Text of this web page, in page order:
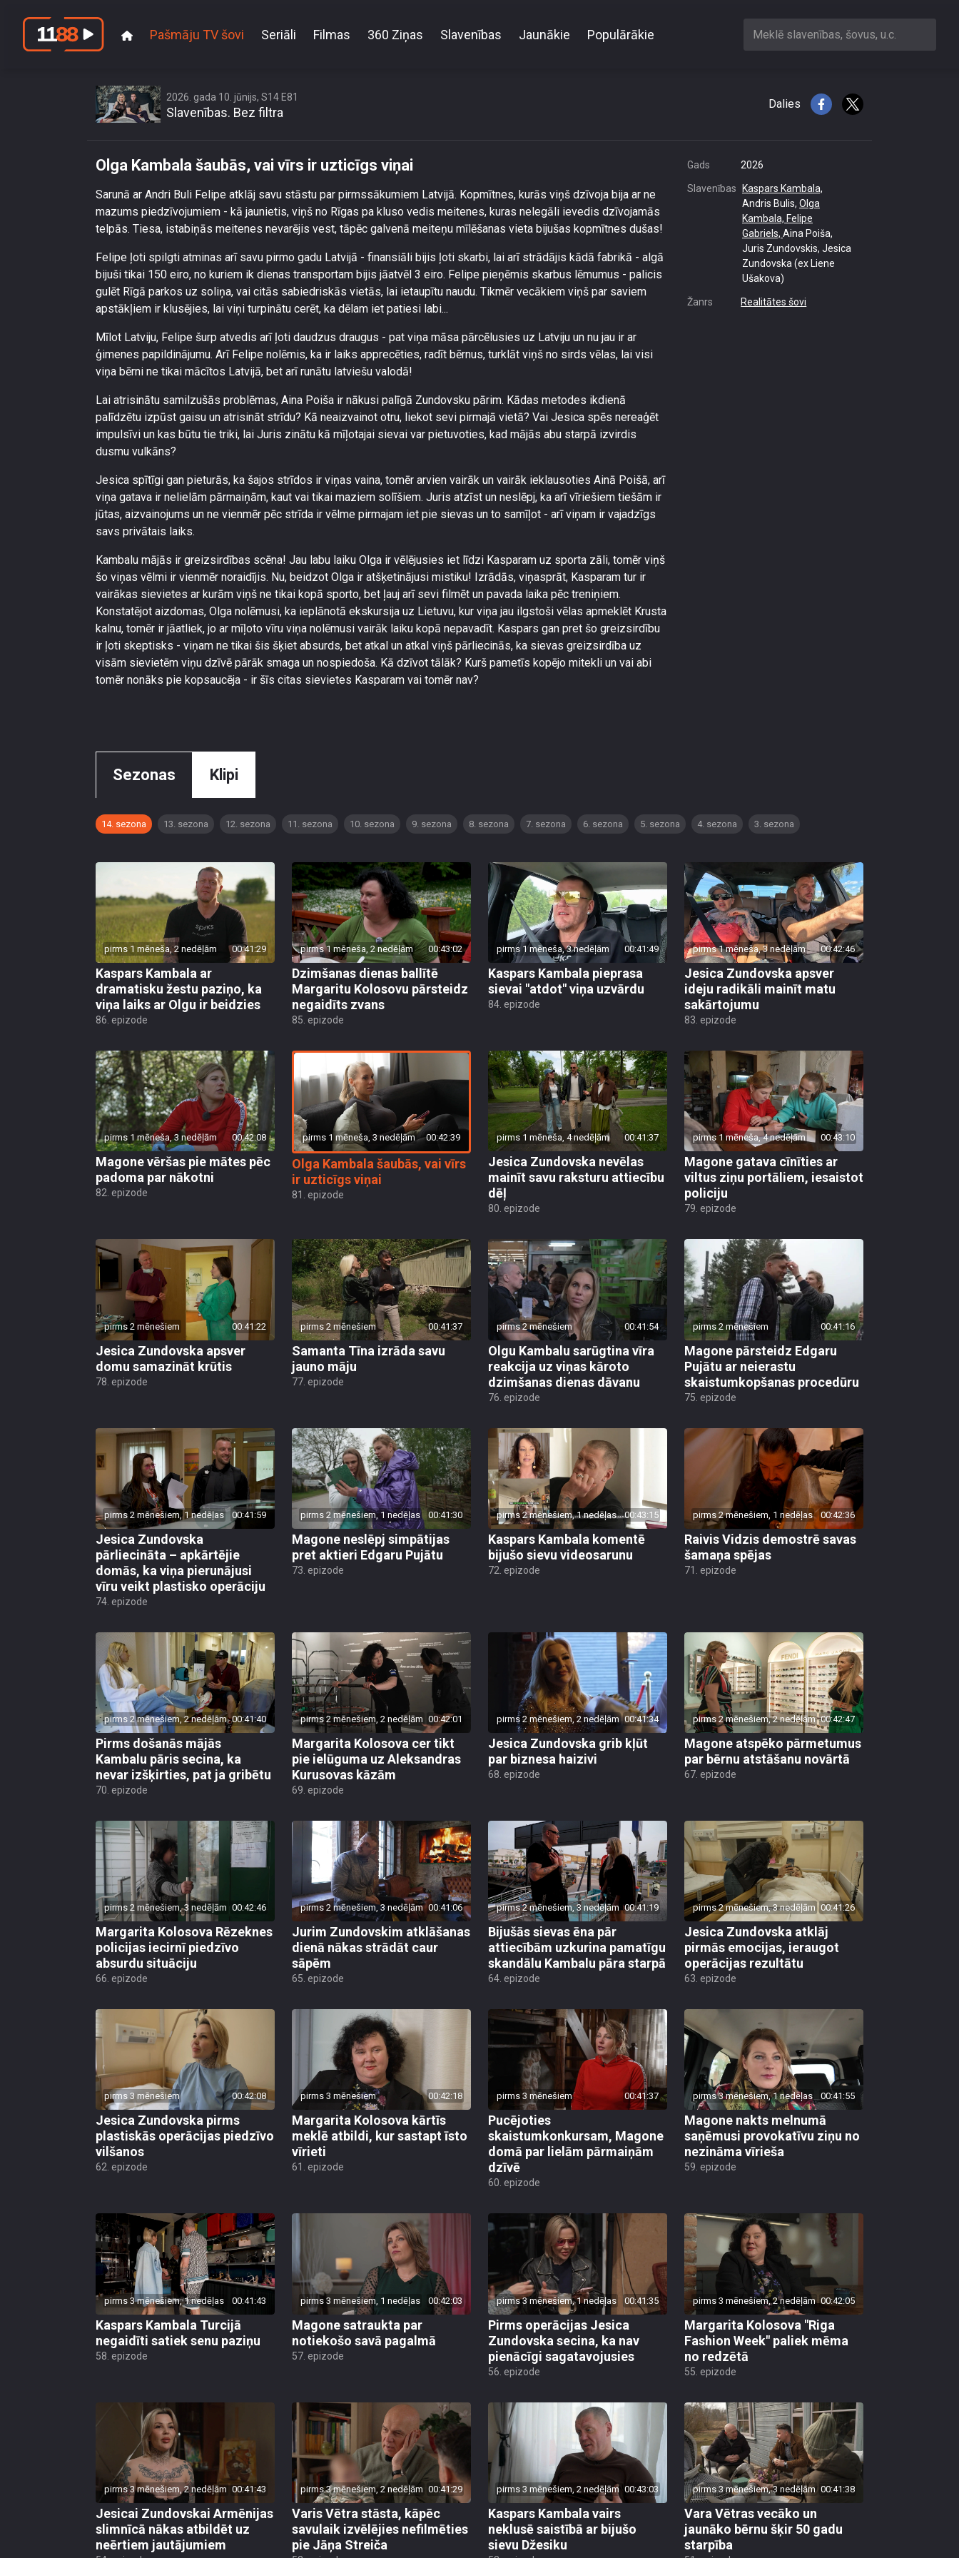
Pašmāju TV šovi Seriāli Filmas 360 Ziņas Slavenības Jaunākie Populārākie Meklē slavenības, šovus, u.c.
2026. gada 10. jūnijs, S14 E81
Slavenības. Bez filtra
Dalies
Olga Kambala šaubās, vai vīrs ir uzticīgs viņai
Sarunā ar Andri Buli Felipe atklāj savu stāstu par pirmssākumiem Latvijā. Kopmītnes, kurās viņš dzīvoja bija ar ne
mazums piedzīvojumiem - kā jaunietis, viņš no Rīgas pa kluso vedis meitenes, kuras nelegāli ievedis dzīvojamās
telpās. Tiesa, istabiņās meitenes nevarējis vest, tāpēc galvenā meiteņu mīlēšanas vieta bijušas kopmītnes dušas!
Felipe ļoti spilgti atminas arī savu pirmo gadu Latvijā - finansiāli bijis ļoti skarbi, lai arī strādājis kādā fabrikā - algā
bijuši tikai 150 eiro, no kuriem ik dienas transportam bijis jāatvēl 3 eiro. Felipe pieņēmis skarbus lēmumus - palicis
gulēt Rīgā parkos uz soliņa, vai citās sabiedriskās vietās, lai ietaupītu naudu. Tikmēr vecākiem viņš par saviem
apstākļiem ir klusējies, lai viņi turpinātu cerēt, ka dēlam iet patiesi labi...
Mīlot Latviju, Felipe šurp atvedis arī ļoti daudzus draugus - pat viņa māsa pārcēlusies uz Latviju un nu jau ir ar
ģimenes papildinājumu. Arī Felipe nolēmis, ka ir laiks apprecēties, radīt bērnus, turklāt viņš no sirds vēlas, lai visi
viņa bērni ne tikai mācītos Latvijā, bet arī runātu latviešu valodā!
Lai atrisinātu samilzušās problēmas, Aina Poiša ir nākusi palīgā Zundovsku pārim. Kādas metodes ikdienā
palīdzētu izpūst gaisu un atrisināt strīdu? Kā neaizvainot otru, liekot sevi pirmajā vietā? Vai Jesica spēs nereaģēt
impulsīvi un kas būtu tie triki, lai Juris zinātu kā mīļotajai sievai var pietuvoties, kad mājās abu starpā izvirdis
dusmu vulkāns?
Jesica spītīgi gan pieturās, ka šajos strīdos ir viņas vaina, tomēr arvien vairāk un vairāk ieklausoties Ainā Poišā, arī
viņa gatava ir nelielām pārmaiņām, kaut vai tikai maziem solīšiem. Juris atzīst un neslēpj, ka arī vīriešiem tiešām ir
jūtas, aizvainojums un ne vienmēr pēc strīda ir vēlme pirmajam iet pie sievas un to samīļot - arī viņam ir vajadzīgs
savs privātais laiks.
Kambalu mājās ir greizsirdības scēna! Jau labu laiku Olga ir vēlējusies iet līdzi Kasparam uz sporta zāli, tomēr viņš
šo viņas vēlmi ir vienmēr noraidījis. Nu, beidzot Olga ir atšķetinājusi mistiku! Izrādās, viņasprāt, Kasparam tur ir
vairākas sievietes ar kurām viņš ne tikai kopā sporto, bet ļauj arī sevi filmēt un pavada laika pēc treniņiem.
Konstatējot aizdomas, Olga nolēmusi, ka ieplānotā ekskursija uz Lietuvu, kur viņa jau ilgstoši vēlas apmeklēt Krusta
kalnu, tomēr ir jāatliek, jo ar mīļoto vīru viņa nolēmusi vairāk laiku kopā nepavadīt. Kaspars gan pret šo greizsirdību
ir ļoti skeptisks - viņam ne tikai šis šķiet absurds, bet atkal un atkal viņš pārliecinās, ka sievas greizsirdība uz
visām sievietēm viņu dzīvē pārāk smaga un nospiedoša. Kā dzīvot tālāk? Kurš pametīs kopējo mitekli un vai abi
tomēr nonāks pie kopsaucēja - ir šīs citas sievietes Kasparam vai tomēr nav?
Gads 2026
Slavenības
Kaspars Kambala,
Andris Bulis, Olga
Kambala, Felipe
Gabriels, Aina Poiša,
Juris Zundovskis, Jesica
Zundovska (ex Liene
Ušakova)
Žanrs Realitātes šovi
Sezonas Klipi
14. sezona 13. sezona 12. sezona 11. sezona 10. sezona 9. sezona 8. sezona 7. sezona 6. sezona 5. sezona 4. sezona 3. sezona
pirms 1 mēneša, 2 nedēļām 00:41:29
Kaspars Kambala ar
dramatisku žestu paziņo, ka
viņa laiks ar Olgu ir beidzies
86. epizode
pirms 1 mēneša, 2 nedēļām 00:43:02
Dzimšanas dienas ballītē
Margaritu Kolosovu pārsteidz
negaidīts zvans
85. epizode
pirms 1 mēneša, 3 nedēļām 00:41:49
Kaspars Kambala pieprasa
sievai "atdot" viņa uzvārdu
84. epizode
pirms 1 mēneša, 3 nedēļām 00:42:46
Jesica Zundovska apsver
ideju radikāli mainīt matu
sakārtojumu
83. epizode
pirms 1 mēneša, 3 nedēļām 00:42:08
Magone vēršas pie mātes pēc
padoma par nākotni
82. epizode
pirms 1 mēneša, 3 nedēļām 00:42:39
Olga Kambala šaubās, vai vīrs
ir uzticīgs viņai
81. epizode
pirms 1 mēneša, 4 nedēļām 00:41:37
Jesica Zundovska nevēlas
mainīt savu raksturu attiecību
dēļ
80. epizode
pirms 1 mēneša, 4 nedēļām 00:43:10
Magone gatava cīnīties ar
viltus ziņu portāliem, iesaistot
policiju
79. epizode
pirms 2 mēnešiem 00:41:22
Jesica Zundovska apsver
domu samazināt krūtis
78. epizode
pirms 2 mēnešiem 00:41:37
Samanta Tīna izrāda savu
jauno māju
77. epizode
pirms 2 mēnešiem 00:41:54
Olgu Kambalu sarūgtina vīra
reakcija uz viņas kāroto
dzimšanas dienas dāvanu
76. epizode
pirms 2 mēnešiem 00:41:16
Magone pārsteidz Edgaru
Pujātu ar neierastu
skaistumkopšanas procedūru
75. epizode
pirms 2 mēnešiem, 1 nedēļas 00:41:59
Jesica Zundovska
pārliecināta – apkārtējie
domās, ka viņa pierunājusi
vīru veikt plastisko operāciju
74. epizode
pirms 2 mēnešiem, 1 nedēļas 00:41:30
Magone neslēpj simpātijas
pret aktieri Edgaru Pujātu
73. epizode
pirms 2 mēnešiem, 1 nedēļas 00:43:15
Kaspars Kambala komentē
bijušo sievu videosarunu
72. epizode
pirms 2 mēnešiem, 1 nedēļas 00:42:36
Raivis Vidzis demostrē savas
šamaņa spējas
71. epizode
pirms 2 mēnešiem, 2 nedēļām 00:41:40
Pirms došanās mājās
Kambalu pāris secina, ka
nevar izšķirties, pat ja gribētu
70. epizode
pirms 2 mēnešiem, 2 nedēļām 00:42:01
Margarita Kolosova cer tikt
pie ielūguma uz Aleksandras
Kurusovas kāzām
69. epizode
pirms 2 mēnešiem, 2 nedēļām 00:41:34
Jesica Zundovska grib kļūt
par biznesa haizivi
68. epizode
pirms 2 mēnešiem, 2 nedēļām 00:42:47
Magone atspēko pārmetumus
par bērnu atstāšanu novārtā
67. epizode
pirms 2 mēnešiem, 3 nedēļām 00:42:46
Margarita Kolosova Rēzeknes
policijas iecirnī piedzīvo
absurdu situāciju
66. epizode
pirms 2 mēnešiem, 3 nedēļām 00:41:06
Jurim Zundovskim atklāšanas
dienā nākas strādāt caur
sāpēm
65. epizode
pirms 2 mēnešiem, 3 nedēļām 00:41:19
Bijušās sievas ēna pār
attiecībām uzkurina pamatīgu
skandālu Kambalu pāra starpā
64. epizode
pirms 2 mēnešiem, 3 nedēļām 00:41:26
Jesica Zundovska atklāj
pirmās emocijas, ieraugot
operācijas rezultātu
63. epizode
pirms 3 mēnešiem 00:42:08
Jesica Zundovska pirms
plastiskās operācijas piedzīvo
vilšanos
62. epizode
pirms 3 mēnešiem 00:42:18
Margarita Kolosova kārtīs
meklē atbildi, kur sastapt īsto
vīrieti
61. epizode
pirms 3 mēnešiem 00:41:37
Pucējoties
skaistumkonkursam, Magone
domā par lielām pārmaiņām
dzīvē
60. epizode
pirms 3 mēnešiem, 1 nedēļas 00:41:55
Magone nakts melnumā
saņēmusi provokatīvu ziņu no
nezināma vīrieša
59. epizode
pirms 3 mēnešiem, 1 nedēļas 00:41:43
Kaspars Kambala Turcijā
negaidīti satiek senu paziņu
58. epizode
pirms 3 mēnešiem, 1 nedēļas 00:42:03
Magone satraukta par
notiekošo savā pagalmā
57. epizode
pirms 3 mēnešiem, 1 nedēļas 00:41:35
Pirms operācijas Jesica
Zundovska secina, ka nav
pienācīgi sagatavojusies
56. epizode
pirms 3 mēnešiem, 2 nedēļām 00:42:05
Margarita Kolosova "Riga
Fashion Week" paliek mēma
no redzētā
55. epizode
pirms 3 mēnešiem, 2 nedēļām 00:41:43
Jesicai Zundovskai Armēnijas
slimnīcā nākas atbildēt uz
neērtiem jautājumiem
pirms 3 mēnešiem, 2 nedēļām 00:41:29
Varis Vētra stāsta, kāpēc
savulaik izvēlējies nefilmēties
pie Jāņa Streiča
pirms 3 mēnešiem, 2 nedēļām 00:43:03
Kaspars Kambala vairs
neklusē saistībā ar bijušo
sievu Džesiku
pirms 3 mēnešiem, 3 nedēļām 00:41:38
Vara Vētras vecāko un
jaunāko bērnu šķir 50 gadu
starpība